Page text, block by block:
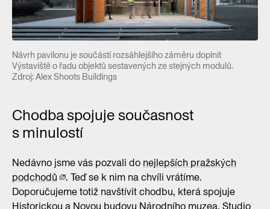
Návrh pavilonu je součástí rozsáhlejšího záměru doplnit
Výstaviště o řadu objektů sestavených ze stejných modulů.
Zdroj: Alex Shoots Buildings
Chodba spojuje současnost
s minulostí
Nedávno jsme vás pozvali do nejlepších pražských
podchodů
. Teď se k nim na chvíli vrátíme.
Doporučujeme totiž navštívit chodbu, která spojuje